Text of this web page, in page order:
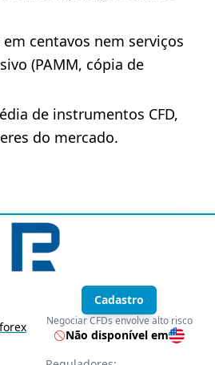
centavos nem serviços
(PAMM, cópia de
de instrumentos CFD,
do mercado.
Cadastro
Negociar CFDs envolve alto risco
Não disponível em